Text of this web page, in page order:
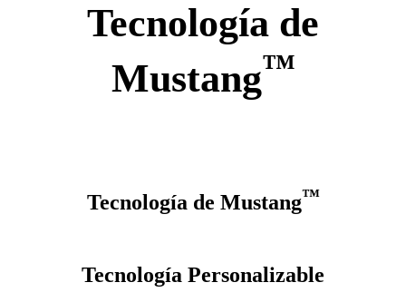
Tecnología de
Mustang™
Tecnología de Mustang™
Tecnología Personalizable